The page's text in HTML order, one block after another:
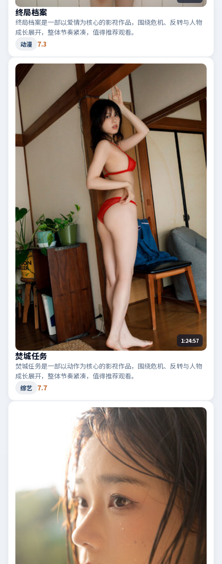
终局档案
终局档案是一部以爱情为核心的影视作品，围绕危机、反转与人物
成长展开，整体节奏紧凑，值得推荐观看。
动漫 7.3
1:24:57
焚城任务
焚城任务是一部以动作为核心的影视作品，围绕危机、反转与人物
成长展开，整体节奏紧凑，值得推荐观看。
综艺 7.7